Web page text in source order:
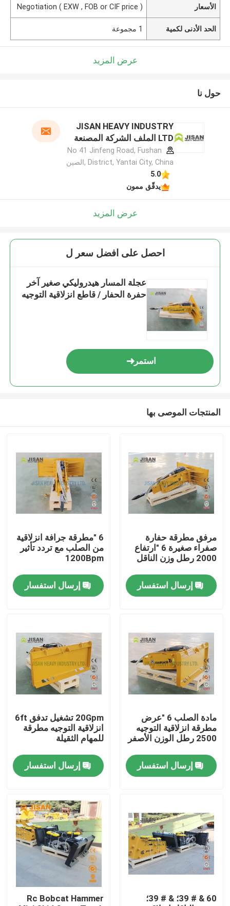
منتجات
معلومات عنا
رقابة جودة
اتصل بنا
Company News
حفارة الكسارة الصخور
هيدروليكي روك الكسارة
الأسعار Negotiation ( EXW , FOB or CIF price )
الحد الأدنى لكمية 1 مجموعة
عرض المزيد
حول نا
JISAN HEAVY INDUSTRY
LTD الملف الشركة المصنعة
No 41 Jinfeng Road, Fushan
District, Yantai City, China ,الصين
5.0
يدقّق ممون
عرض المزيد
احصل على افضل سعر ل
عجلة المسار هيدروليكي صغير آخر
حفرة الحفار / قاطع انزلاقية التوجيه
استمر
المنتجات الموصى بها
مرفق مطرقة حفارة
صفراء صغيرة 6 "ارتفاع
2000 رطل وزن الناقل
إرسال استفسار
6 "مطرقة جرافة انزلاقية
من الصلب مع تردد تأثير
1200Bpm
إرسال استفسار
مادة الصلب 6 "عرض
مطرقة انزلاقية التوجيه
2500 رطل الوزن الأصفر
إرسال استفسار
20Gpm تشغيل تدفق 6ft
انزلاقية التوجيه مطرقة
للمهام الثقيلة
إرسال استفسار
60 & # 39؛ & # 39؛
Rc Bobcat Hammer